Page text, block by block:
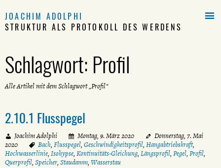
JOACHIM ADOLPHI
STRUKTUR ALS PROTOKOLL DES WERDENS
Schlagwort: Profil
Alle Artikel mit dem Schlagwort „Profil“
2.10.1 Flusspegel
Joachim Adolphi Montag, 9. März 2020
Donnerstag, 7. Mai
2020
Bach, Flusspegel, Geschwindigkeitsprofil, Hangabtriebskraft,
Hochwasserlinie, Isohypse, Kontinuitäts-Gleichung, Längsprofil, Pegel, Profil,
Querprofil, Speicher, Staudamm, Wasserstau
